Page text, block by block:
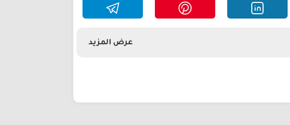
عرض المزيد